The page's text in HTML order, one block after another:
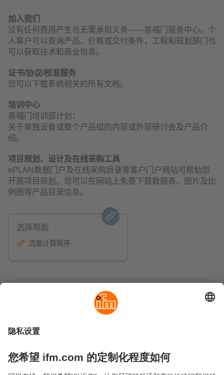
加入我们
没有任何费用产生也无需承担义务——易福门服务中心。个
人客户可以查询产品、价格或交付条件，工程和规划部门也
可以获取技术和商业信息。
证书/协议/校准服务
您可以下载系统相关的所有文档。
培训中心
易福门培训部计划：
关于单独设备或整个产品组的内部或外部研讨会及产品介
绍。
项目规划、设计及在线采购工具
ePLAN数据门户及在线采购目录等客户门户网站可帮助您
开展项目规划。您可以在网站上免费下载数据表、图片及比
例图等产品目录信息。
选择帮助
流量计算程序
地点 (EN)
隐私政策
易福门电子(上海)有限公司
上海市浦东新区
盛夏路61弄1号楼6层